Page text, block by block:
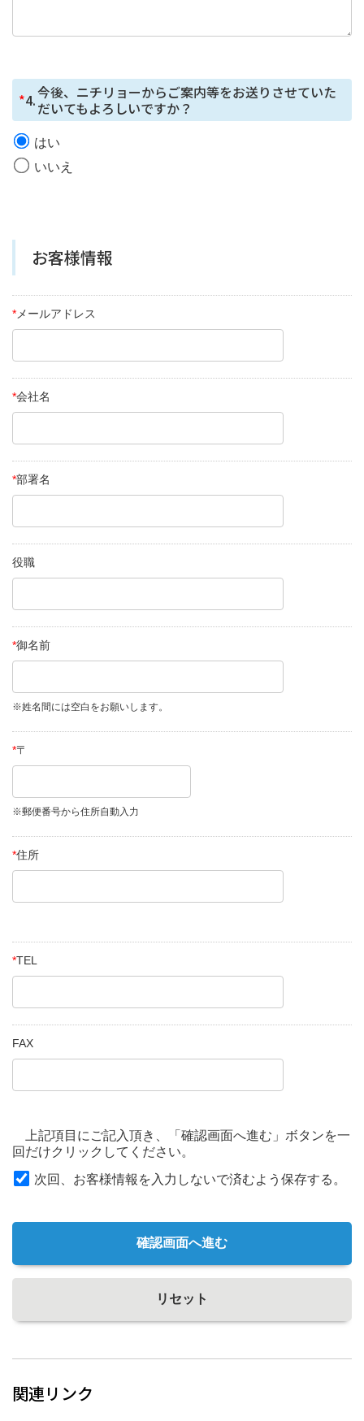
本フォームではCookie で個⼈情報を取得していません
*4.今後、ニチリョーからご案内等をお送りさせていた
だいてもよろしいですか？
はい
いいえ
お客様情報
* メールアドレス
*会社名
*部署名
役職
*御名前
※姓名間には空白をお願いします。
*〒
※郵便番号から住所自動入力
*住所
*TEL
FAX
上記項目にご記入頂き、「確認画面へ進む」ボタンを一
回だけクリックしてください。
次回、お客様情報を入力しないで済むよう保存する。
確認画面へ進む
リセット
関連リンク